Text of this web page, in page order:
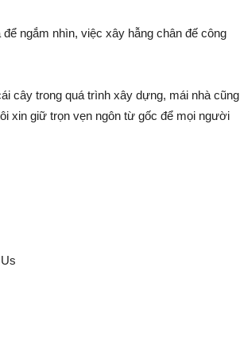
ngắm nhìn, việc xây hẫng chân đế công
cây trong quá trình xây dựng, mái nhà cũng
xin giữ trọn vẹn ngôn từ gốc để mọi người